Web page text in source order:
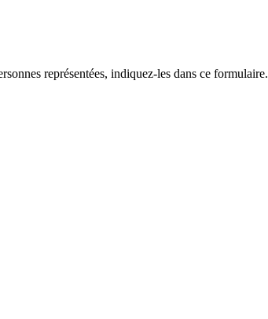
représentées, indiquez-les dans ce formulaire.